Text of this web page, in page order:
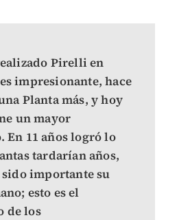
Pirelli en
impresionante, hace
Planta más, y hoy
un mayor
En 11 años logró lo
tardarían años,
importante su
esto es el
de los